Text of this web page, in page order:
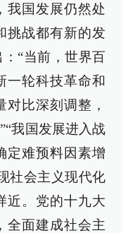
我国发展仍然处
挑战都有新的发
“当前，世界百
一轮科技革命和
比深刻调整，
我国发展进入战
定难预料因素增
社会主义现代化
近。党的十九大
全面建成社会主